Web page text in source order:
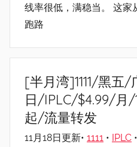
线率很低，满稳当。 这家
跑路
[半月湾]1111/黑五
日/IPLC/$4.99/月/
起/流量转发
11月18日更新• 1111 • IPLC •